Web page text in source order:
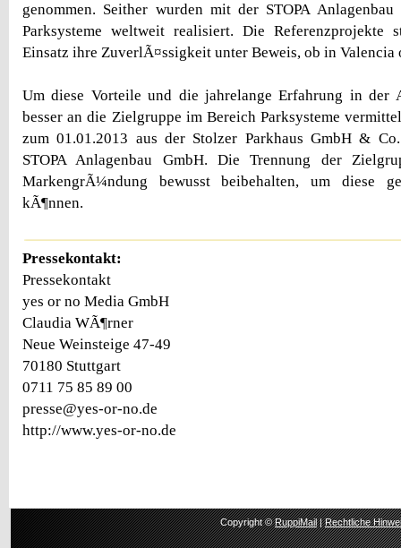
genommen. Seither wurden mit der STOPA Anlagenbau
Parksysteme weltweit realisiert. Die Referenzprojekte
Einsatz ihre ZuverlÃ¤ssigkeit unter Beweis, ob in Valencia
Um diese Vorteile und die jahrelange Erfahrung in der
besser an die Zielgruppe im Bereich Parksysteme
zum 01.01.2013 aus der Stolzer Parkhaus GmbH &
STOPA Anlagenbau GmbH. Die Trennung der
MarkengrÃ¼ndung bewusst beibehalten, um diese
kÃ¶nnen.
Pressekontakt:
Pressekontakt
yes or no Media GmbH
Claudia WÃ¶rner
Neue Weinsteige 47-49
70180 Stuttgart
0711 75 85 89 00
presse@yes-or-no.de
http://www.yes-or-no.de
Copyright ©RuppiMail|Rechtliche